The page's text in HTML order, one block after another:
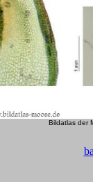
Bildatlas der